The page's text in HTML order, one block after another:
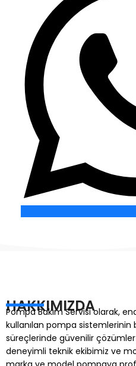
HAKKIMIZDA
Pompa Bakım Servisi olarak,
kullanılan pompa sistemlerinin
süreçlerinde güvenilir çözümler
deneyimli teknik ekibimiz ve